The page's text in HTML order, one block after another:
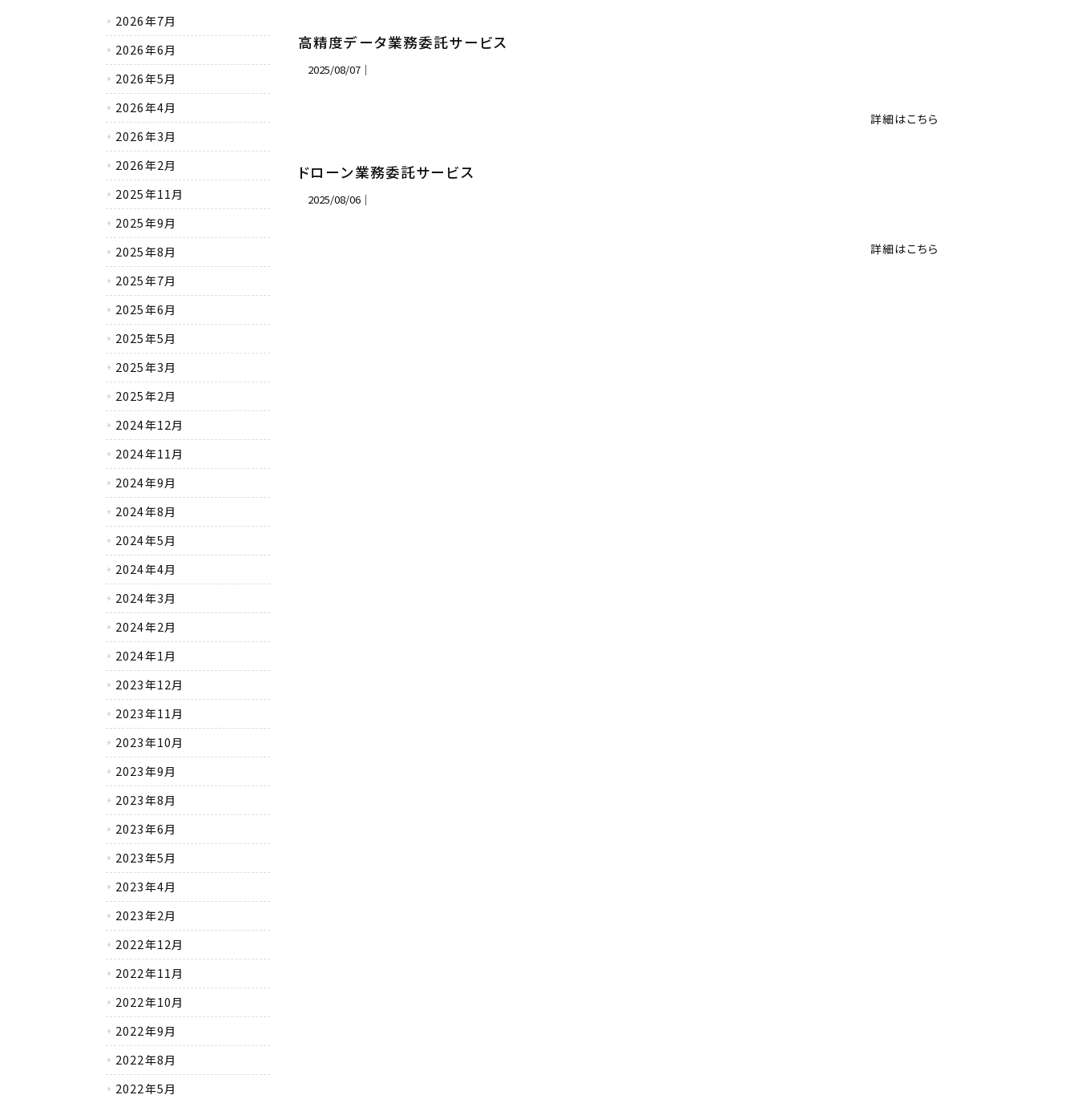
高精度データ業務委託サービス
2025/08/07｜
詳細はこちら
ドローン業務委託サービス
2025/08/06｜
詳細はこちら
2026年7月
2026年6月
2026年5月
2026年4月
2026年3月
2026年2月
2025年11月
2025年9月
2025年8月
2025年7月
2025年6月
2025年5月
2025年3月
2025年2月
2024年12月
2024年11月
2024年9月
2024年8月
2024年5月
2024年4月
2024年3月
2024年2月
2024年1月
2023年12月
2023年11月
2023年10月
2023年9月
2023年8月
2023年6月
2023年5月
2023年4月
2023年2月
2022年12月
2022年11月
2022年10月
2022年9月
2022年8月
2022年5月